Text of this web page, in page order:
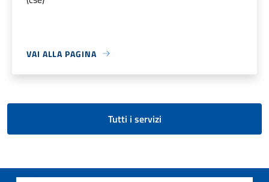
VAI ALLA PAGINA
Tutti i servizi